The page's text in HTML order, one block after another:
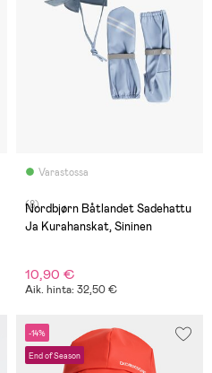
Varastossa
(8)
Nordbjørn Båtlandet Sadehattu
Ja Kurahanskat, Sininen
10,90 €
Aik. hinta: 32,50 €
-14%
End of Season